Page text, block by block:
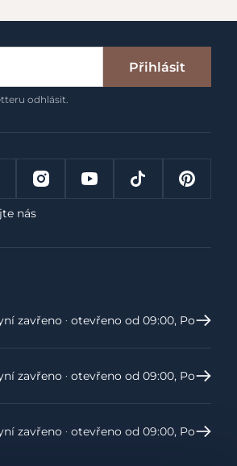
Přihlásit
odhlásit.
nás
zavřeno ‧ otevřeno od 09:00, Po
zavřeno ‧ otevřeno od 09:00, Po
zavřeno ‧ otevřeno od 09:00, Po